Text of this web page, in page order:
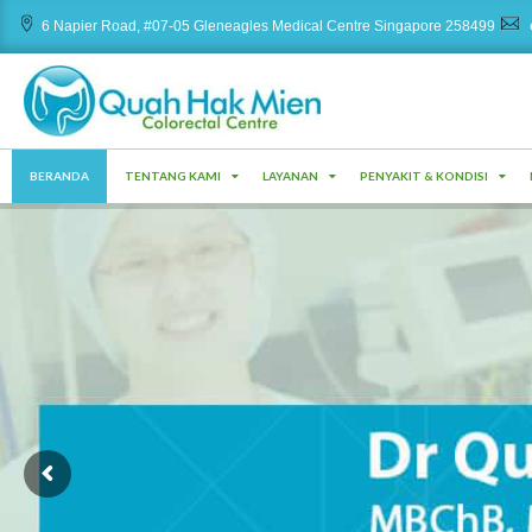
Skip
to
content
6 Napier Road, #07-05 Gleneagles Medical Centre Singapore 258499
r
v
BERANDA TENTANG KAMI LAYANAN PENYAKIT & KONDISI